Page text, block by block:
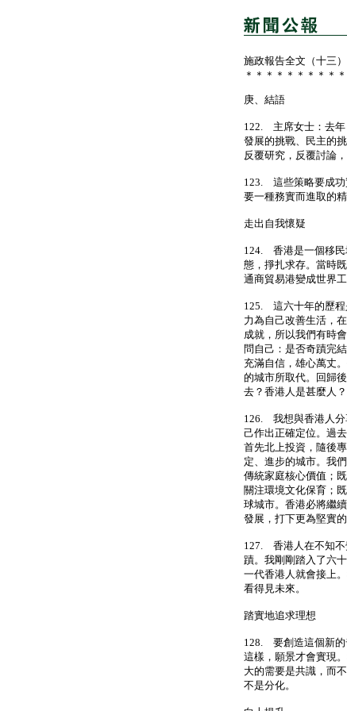
施政報告全文（十三）
＊＊＊＊＊＊＊＊＊＊
庚、結語
122. 主席女士：去年
發展的挑戰、民主的
反覆研究，反覆討論
123. 這些策略要成功
要一種務實而進取的
走出自我懷疑
124. 香港是一個移民
態，掙扎求存。當時
通商貿易港變成世界
125. 這六十年的歷程
力為自己改善生活，
成就，所以我們有時
問自己：是否奇蹟完
充滿自信，雄心萬丈
的城市所取代。回歸
去？香港人是甚麼人？
126. 我想與香港人分
己作出正確定位。過
首先北上投資，隨後
定、進步的城市。我
傳統家庭核心價值；
關注環境文化保育；
球城市。香港必將繼
發展，打下更為堅實的
127. 香港人在不知不
蹟。我剛剛踏入了六
一代香港人就會接上
看得見未來。
踏實地追求理想
128. 要創造這個新的
這樣，願景才會實現
大的需要是共識，而
不是分化。